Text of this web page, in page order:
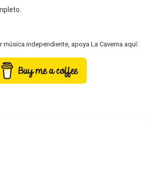
música independiente, apoya La Caverna aquí: